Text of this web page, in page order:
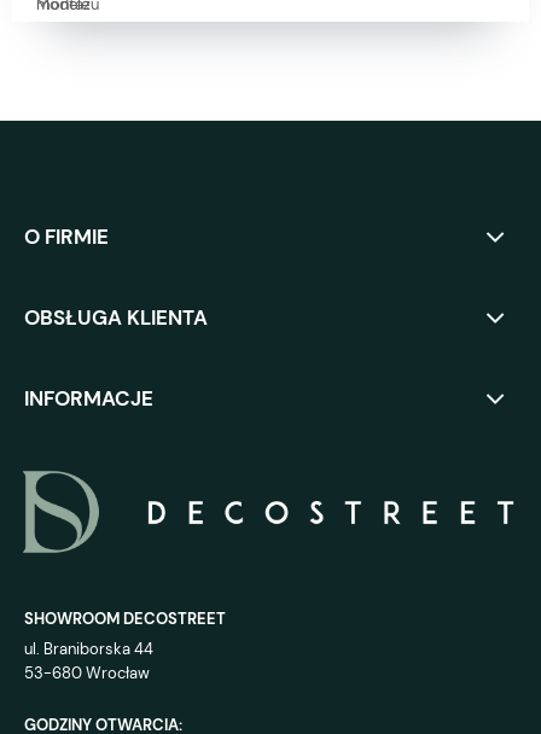
O FIRMIE
OBSŁUGA KLIENTA
INFORMACJE
SHOWROOM DECOSTREET
ul. Braniborska 44
53-680 Wrocław
GODZINY OTWARCIA: